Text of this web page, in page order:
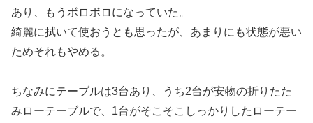
あり、もうボロボロになっていた。
綺麗に拭いて使おうとも思ったが、あまりにも状態が悪い
ためそれもやめる。
ちなみにテーブルは3台あり、うち2台が安物の折りたた
みローテーブルで、1台がそこそこしっかりしたローテー